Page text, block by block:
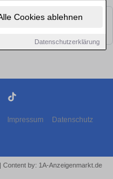
Cookies ablehnen
Datenschutzerklärung
finden. Schauen Sie
Impressum Datenschutz
by: 1A-Anzeigenmarkt.de